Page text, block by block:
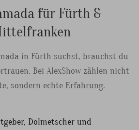
für Fürth &
in Fürth suchst, brauchst du
Bei AlexShow zählen nicht
sondern echte Erfahrung.
Dolmetscher und